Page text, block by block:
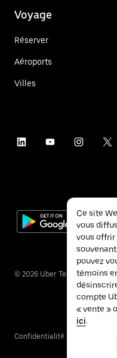
Voyage
Réserver
Aéroports
Villes
© 2026 Uber Technologies inc.
Confidentialité
Ce site
vous
vous offrir
pouvez
témoins
compte
« vente »
ici.